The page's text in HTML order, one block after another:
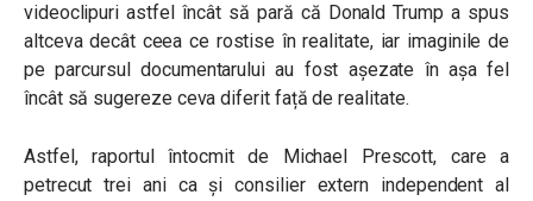
videoclipuri astfel încât să pară că Donald Trump a spus
altceva decât ceea ce rostise în realitate, iar imaginile de
pe parcursul documentarului au fost așezate în așa fel
încât să sugereze ceva diferit față de realitate.
Astfel, raportul întocmit de Michael Prescott, care a
petrecut trei ani ca și consilier extern independent al